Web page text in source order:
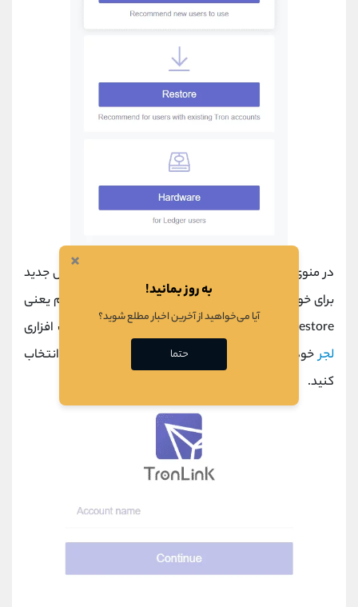
در منوی بعدی بر روی Create کلیک کرده تا یک کیف پول جدید
برای خود ایجاد کنید. اگرکیف پول دارید روی گزینه دوم یعنی
Restore کلیک کرده و اگر می خواهید کیف پول سخت افزاری
لجر
خود را وصل کنید، گزینه سوم یعنی Hardware را انتخاب
کنید.
×
به روز بمانید!
آیا می‌خواهید از آخرین اخبار مطلع شوید؟
حتما